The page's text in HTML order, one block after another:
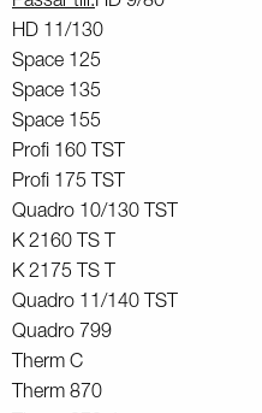
HD 11/130
Space 125
Space 135
Space 155
Profi 160 TST
Profi 175 TST
Quadro 10/130 TST
K 2160 TS T
K 2175 TS T
Quadro 11/140 TST
Quadro 799
Therm C
Therm 870